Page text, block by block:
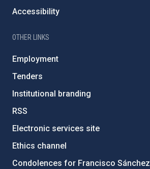
Accessibility
OTHER LINKS
Employment
Tenders
Institutional branding
RSS
Electronic services site
Ethics channel
Condolences for Francisco Sánchez